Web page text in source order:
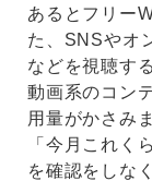
あるとフリー
た、SNSやオ
などを視聴す
動画系のコン
用量がかさみ
「今月これく
を確認をしな